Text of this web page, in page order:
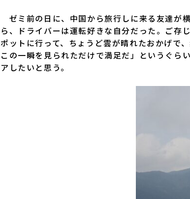
ゼミ前の日に、中国から旅行しに来る友達が
ら、ドライバーは運転好きな自分だった。ご存
ポットに行って、ちょうど雲が晴れたおかげで
この一瞬を見られただけで満足だ」というぐら
アしたいと思う。